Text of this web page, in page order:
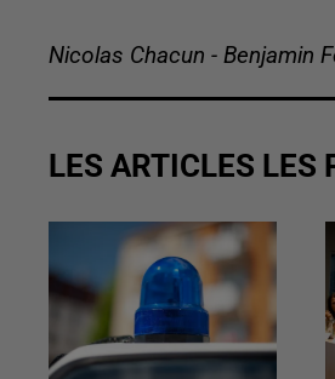
Nicolas Chacun - Benjamin
LES ARTICLES LES